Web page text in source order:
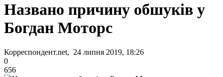
Названо причину обшуків у
Богдан Моторс
Корреспондент.net, 24 липня 2019, 18:26
0
656